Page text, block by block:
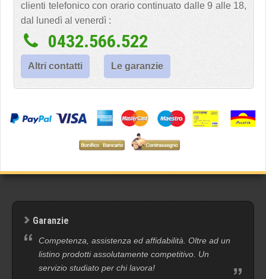
clienti telefonico con orario continuato dalle 9 alle 18,
dal lunedì al venerdì :
0432.566.522
Altri contatti Le garanzie
Garanzie
Competenza, assistenza ed affidabilità. Oltre ad un
listino prodotti assolutamente competitivo. Un
servizio studiato per chi lavora!